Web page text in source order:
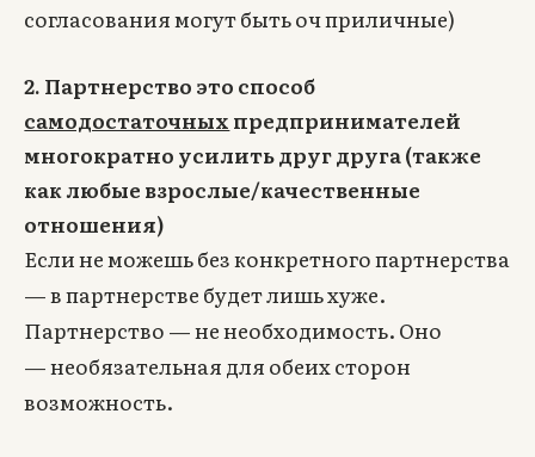
согласования могут быть оч приличные)
2. Партнерство это способ
самодостаточных предпринимателей
многократно усилить друг друга (также
как любые взрослые/качественные
отношения)
Если не можешь без конкретного партнерства
— в партнерстве будет лишь хуже.
Партнерство — не необходимость. Оно
— необязательная для обеих сторон
возможность.